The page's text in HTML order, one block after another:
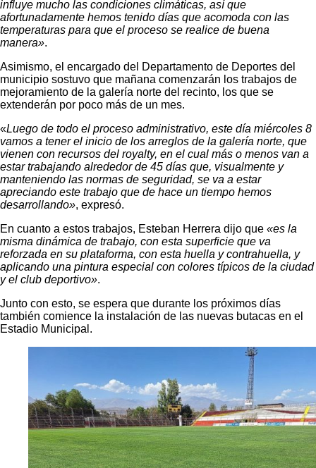
influye mucho las condiciones climáticas, así que
afortunadamente hemos tenido días que acomoda con las
temperaturas para que el proceso se realice de buena
manera».
Asimismo, el encargado del Departamento de Deportes del
municipio sostuvo que mañana comenzarán los trabajos de
mejoramiento de la galería norte del recinto, los que se
extenderán por poco más de un mes.
«Luego de todo el proceso administrativo, este día miércoles 8
vamos a tener el inicio de los arreglos de la galería norte, que
vienen con recursos del royalty, en el cual más o menos van a
estar trabajando alrededor de 45 días que, visualmente y
manteniendo las normas de seguridad, se va a estar
apreciando este trabajo que de hace un tiempo hemos
desarrollando», expresó.
En cuanto a estos trabajos, Esteban Herrera dijo que «es la
misma dinámica de trabajo, con esta superficie que va
reforzada en su plataforma, con esta huella y contrahuella, y
aplicando una pintura especial con colores típicos de la ciudad
y el club deportivo».
Junto con esto, se espera que durante los próximos días
también comience la instalación de las nuevas butacas en el
Estadio Municipal.